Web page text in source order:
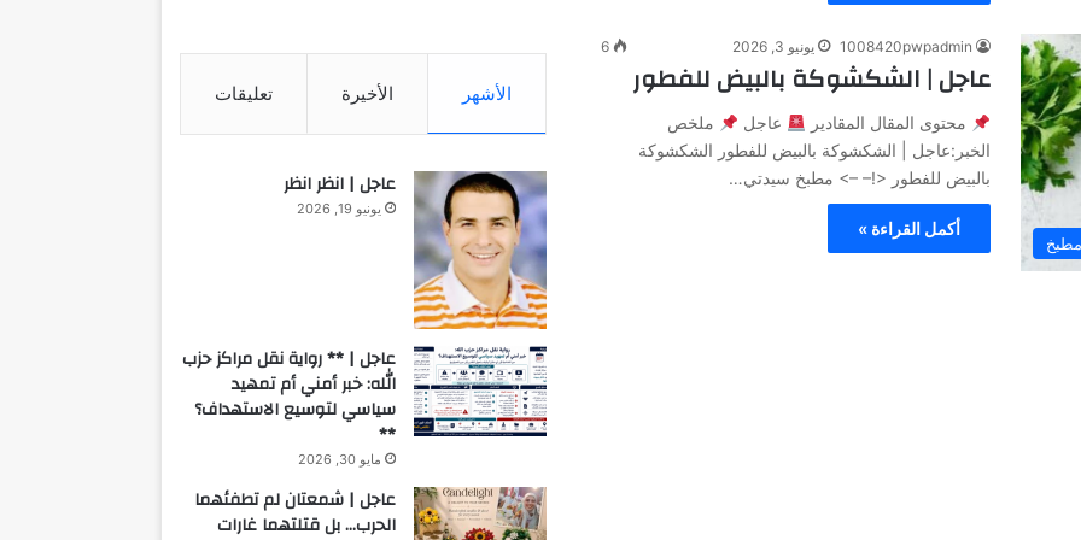
1008420pwpadmin يونيو 3, 2026 6
عاجل | الشكشوكة بالبيض للفطور
محتوى المقال المقادير عاجل
ملخص
الخبر:عاجل | الشكشوكة بالبيض للفطور الشكشوكة
بالبيض للفطور <!– –> مطبخ سيدتي…
أكمل القراءة »
الأشهر الأخيرة تعليقات
عاجل | انظر انظر
يونيو 19, 2026
عاجل | ** رواية نقل مراكز حزب
الله: خبر أمني أم تمهيد
سياسي لتوسيع الاستهداف؟
**
مايو 30, 2026
عاجل | شمعتان لم تطفئهما
الحرب… بل قتلتهما غارات